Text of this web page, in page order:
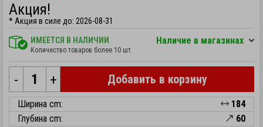
Акция!
* Акция в силе до: 2026-08-31
ИМЕЕТСЯ В НАЛИЧИИ
Количество товаров более 10 шт.
Hаличие в магазинах
- + Добавить в корзину
Ширина cm:
184
Глубина cm:
60